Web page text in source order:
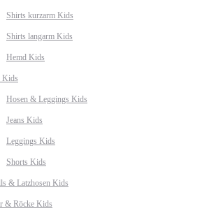
Shirts kurzarm Kids
Shirts langarm Kids
Hemd Kids
Kids
Hosen & Leggings Kids
Jeans Kids
Leggings Kids
Shorts Kids
& Latzhosen Kids
& Röcke Kids